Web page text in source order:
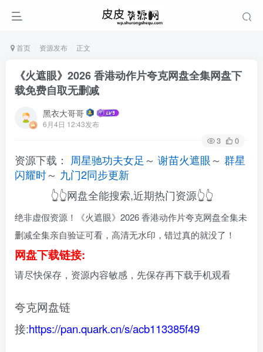
首页 资源发布 正文
《火遮眼》2026 香港动作片夸克网盘全集网盘下
载免费自取无删减
黑衣大哥哥
6月4日 12:43发布
3 0
资源下载： 周星驰功夫女足 ～ 谢苗火遮眼～ 群星
闪耀时～ 九门2同步更新
👆👆网盘全能搜索,近期热门资源👆👆
绝非虚假资源！《火遮眼》2026 香港动作片夸克网盘全集未
删减全集亲自验证可看，高清无水印，错过真的就没了！
网盘下载链接:
请尽快保存，资源内容敏感，先保存再下载手机观看
夸克网盘链
接:https://pan.quark.cn/s/acb113385f49